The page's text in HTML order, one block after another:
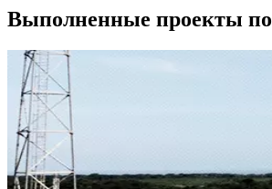
Выполненные проекты